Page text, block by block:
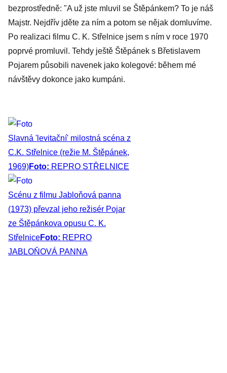
bezprostředně: "A už jste mluvil se Štěpánkem? To je náš
Majstr. Nejdřív jděte za ním a potom se nějak domluvíme.
Po realizaci filmu C. K. Střelnice jsem s ním v roce 1970
poprvé promluvil. Tehdy ještě Štěpánek s Břetislavem
Pojarem působili navenek jako kolegové: během mé
návštěvy dokonce jako kumpáni.
Slavná 'levitační' milostná scéna z
C.K. Střelnice (režie M. Štěpánek,
1969)Foto: REPRO STŘELNICE
Scénu z filmu Jabloňová panna
(1973) převzal jeho režisér Pojar
ze Štěpánkova opusu C. K.
StřelniceFoto: REPRO
JABLOŇOVÁ PANNA